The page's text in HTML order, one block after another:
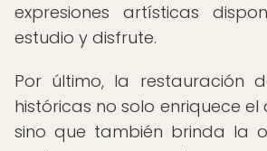
expresiones artísticas
estudio y disfrute.
Por último, la restauración
históricas no solo enriquece el
sino que también brinda la